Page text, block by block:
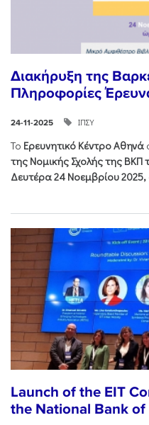
Διακήρυξη της
Πληροφορίες
24-11-2025 ΙΠΣΥ
Το Ερευνητικό Κέντρο Αθηνά
της Νομικής Σχολής της ΒΚΠ
Δευτέρα 24 Νοεμβρίου 2025,
Launch of the EIT
the National Bank of